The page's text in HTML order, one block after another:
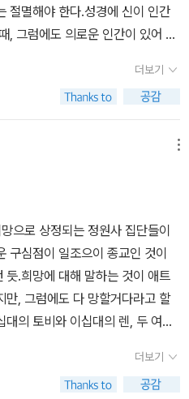
로 인류가 멸종 위기에 처한 세
심받고 격리 구역에 갇혀 지낸 덕
의자 단체 ‘신의 정원사’ 멤버인 토
신을 보호하는 데 성공한다. 우여
비와 렌 일행에 합류한다. 이들은
살아남기 위한 투쟁을 전개한
‘신의 정원사’의 비밀이 밝혀지
에서 희망의 조짐이 피어난다.
절멸해야 한다.성경에 신이 인간
, 그럼에도 의로운 인간이 있어 모
시간적 배경으로 하고 있다. 신의
염병이 돌아 인류가 거의 멸종
25년이다. 물의 홍수가 아닌 물
다. 요즘 용어로 하면 '팬데믹'이
했던 '코로나19'보다 더 치명률이
람은 크레이크다. 1권에 나온다.
서 크레이크가 등장한다. 반면에
언급이 되지 않는다. 스쳐지나가
도 렌의 회상을 통해서 주요 등
야기로 구성된다. 물론 각 장의
의 정원사들이 즐겨 부르는 찬양
실려 있다. 그리고 토비의 이야기
다.두 인물은 모두 신의 정원사 집
에 나이가 많은 토비는 이브의 직
더보기
으로 상정되는 정원사 집단들이
구심점이 일조으이 종교인 것이
듯.희망에 대해 말하는 것이 애트
만, 그럼에도 다 망할거다라고 할
의 토비와 이십대의 렌, 두 여성
몰입감 있게 읽었다.- 가까이에서
들은 우리를 극단적인 음식 취
더보기